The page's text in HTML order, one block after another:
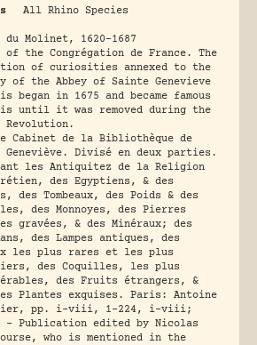
All Rhino Species
du Molinet, 1620-1687
of the Congrégation de France. The
of curiosities annexed to the
of the Abbey of Sainte Genevieve
began in 1675 and became famous
until it was removed during the
Revolution.
Cabinet de la Bibliothèque de
Geneviève. Divisé en deux parties.
les Antiquitez de la Religion
des Egyptiens, & des
des Tombeaux, des Poids & des
des Monnoyes, des Pierres
gravées, & des Minéraux; des
des Lampes antiques, des
les plus rares et les plus
des Coquilles, les plus
des Fruits étrangers, &
Plantes exquises. Paris: Antoine
pp. i-viii, 1-224, i-viii;
Publication edited by Nicolas
who is mentioned in the